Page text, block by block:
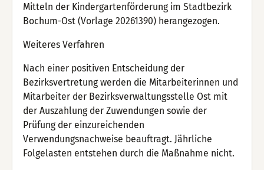
Mitteln der Kindergartenförderung im Stadtbezirk
Bochum-Ost (Vorlage 20261390) herangezogen.
Weiteres Verfahren
Nach einer positiven Entscheidung der
Bezirksvertretung werden die Mitarbeiterinnen und
Mitarbeiter der Bezirksverwaltungsstelle Ost mit
der Auszahlung der Zuwendungen sowie der
Prüfung der einzureichenden
Verwendungsnachweise beauftragt. Jährliche
Folgelasten entstehen durch die Maßnahme nicht.